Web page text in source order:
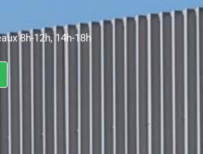
8h-12h, 14h-18h